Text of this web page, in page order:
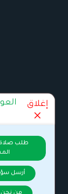
إغلاق
طلب صلاة
أرسل